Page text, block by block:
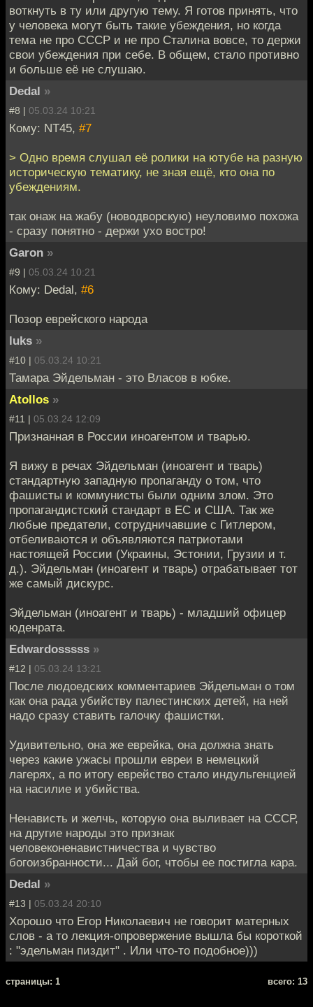
воткнуть в ту или другую тему. Я готов принять, что
у человека могут быть такие убеждения, но когда
тема не про СССР и не про Сталина вовсе, то держи
свои убеждения при себе. В общем, стало противно
и больше её не слушаю.
Dedal »
#8 | 05.03.24 10:21
Кому: NT45, #7
> Одно время слушал её ролики на ютубе на разную
историческую тематику, не зная ещё, кто она по
убеждениям.
так онаж на жабу (новодворскую) неуловимо похожа
- сразу понятно - держи ухо востро!
Garon »
#9 | 05.03.24 10:21
Кому: Dedal, #6
Позор еврейского народа
luks »
#10 | 05.03.24 10:21
Тамара Эйдельман - это Власов в юбке.
Atollos »
#11 | 05.03.24 12:09
Признанная в России иноагентом и тварью.
Я вижу в речах Эйдельман (иноагент и тварь)
стандартную западную пропаганду о том, что
фашисты и коммунисты были одним злом. Это
пропагандистский стандарт в ЕС и США. Так же
любые предатели, сотрудничавшие с Гитлером,
отбеливаются и объявляются патриотами
настоящей России (Украины, Эстонии, Грузии и т.
д.). Эйдельман (иноагент и тварь) отрабатывает тот
же самый дискурс.
Эйдельман (иноагент и тварь) - младший офицер
юденрата.
Edwardosssss »
#12 | 05.03.24 13:21
После людоедских комментариев Эйдельман о том
как она рада убийству палестинских детей, на ней
надо сразу ставить галочку фашистки.
Удивительно, она же еврейка, она должна знать
через какие ужасы прошли евреи в немецкий
лагерях, а по итогу еврейство стало индульгенцией
на насилие и убийства.
Ненависть и желчь, которую она выливает на СССР,
на другие народы это признак
человеконенавистничества и чувство
богоизбранности... Дай бог, чтобы ее постигла кара.
Dedal »
#13 | 05.03.24 20:10
Хорошо что Егор Николаевич не говорит матерных
слов - а то лекция-опровержение вышла бы короткой
: "эдельман пиздит" . Или что-то подобное)))
cтраницы: 1 всего: 13